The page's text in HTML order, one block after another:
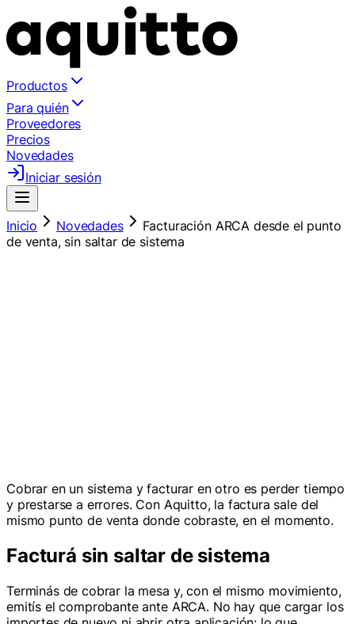
Productos
Para quién
Proveedores
Precios
Novedades
Iniciar sesión
Inicio Novedades
Facturación ARCA desde el punto
de venta, sin saltar de sistema
Cobrar en un sistema y facturar en otro es perder tiempo
y prestarse a errores. Con Aquitto, la factura sale del
mismo punto de venta donde cobraste, en el momento.
Facturá sin saltar de sistema
Terminás de cobrar la mesa y, con el mismo movimiento,
emitís el comprobante ante ARCA. No hay que cargar los